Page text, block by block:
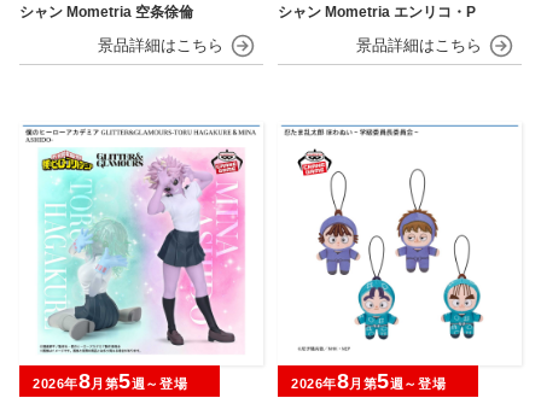
シャン Mometria 空条徐倫
シャン Mometria エンリコ・P
2026年8月第5週～登場 2026年8月第5週～登場